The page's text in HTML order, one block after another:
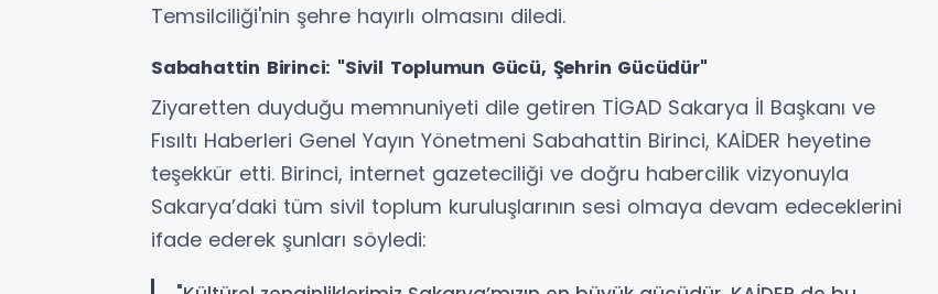
Temsilciliği'nin şehre hayırlı olmasını diledi.
Sabahattin Birinci: "Sivil Toplumun Gücü, Şehrin Gücüdür"
Ziyaretten duyduğu memnuniyeti dile getiren TİGAD Sakarya İl Başkanı ve
Fısıltı Haberleri Genel Yayın Yönetmeni Sabahattin Birinci, KAİDER heyetine
teşekkür etti. Birinci, internet gazeteciliği ve doğru habercilik vizyonuyla
Sakarya’daki tüm sivil toplum kuruluşlarının sesi olmaya devam edeceklerini
ifade ederek şunları söyledi: